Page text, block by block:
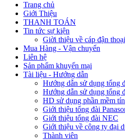
Trang chủ
Giới Thiệu
THANH TOÁN
Tin tức sự kiện
Giời thiệu về cáp đận
Mua Hàng - Vận chuyển
Liên hệ
Sản phẩm khuyến mại
Tài liệu - Hướng dẫn
Hướng dẫn sử dụng tổng
Hướng dẫn sử dụng tổng
HD sử dụng phần mềm
Giới thiệu tổng đài
Giới thiệu tổng đài NEC
Giới thiệu về công ty đại
Thành viên